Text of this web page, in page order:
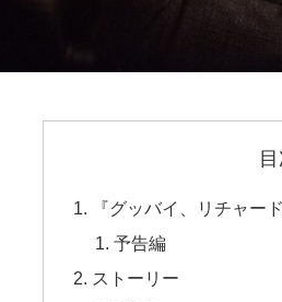
『グッバイ、リチャー
予告編
ストーリー